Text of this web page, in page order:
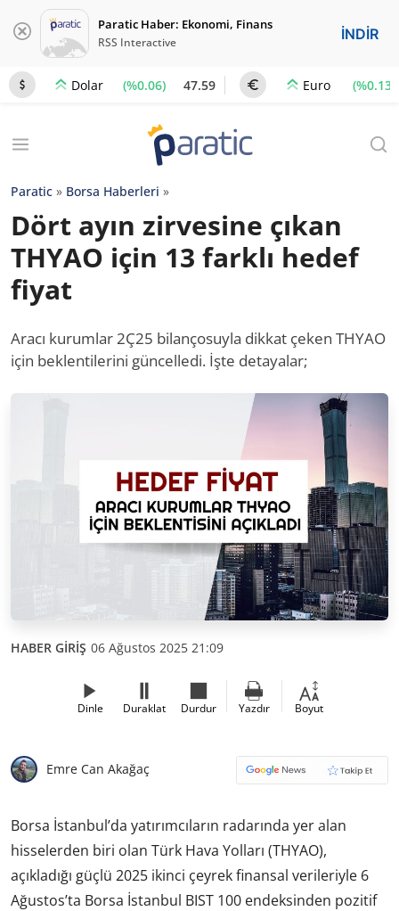
Paratic Haber: Ekonomi, Finans
RSS Interactive İNDİR
Dolar (%0.06) 47.59 Euro (%0.13)
Paratic » Borsa Haberleri »
Dört ayın zirvesine çıkan
THYAO için 13 farklı hedef
fiyat
Aracı kurumlar 2Ç25 bilançosuyla dikkat çeken THYAO
için beklentilerini güncelledi. İşte detayalar;
HABER GİRİŞ 06 Ağustos 2025 21:09
Dinle Duraklat Durdur Yazdır Boyut
Emre Can Akağaç
Borsa İstanbul’da yatırımcıların radarında yer alan
hisselerden biri olan Türk Hava Yolları (THYAO),
açıkladığı güçlü 2025 ikinci çeyrek finansal verileriyle 6
Ağustos’ta Borsa İstanbul BIST 100 endeksinden pozitif